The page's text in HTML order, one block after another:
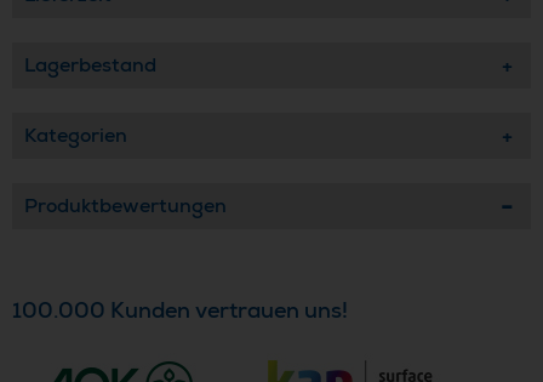
Lagerbestand
Kategorien
Produktbewertungen
100.000 Kunden vertrauen uns!